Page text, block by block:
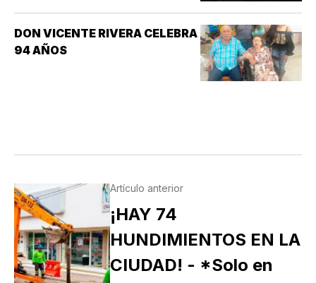
DON VICENTE RIVERA CELEBRA
94 AÑOS
Artículo anterior
¡HAY 74
HUNDIMIENTOS EN LA
CIUDAD! - *Solo en